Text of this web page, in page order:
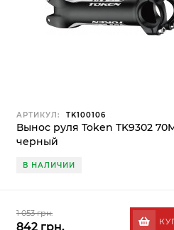
АРТИКУЛ: TK100106
Вынос руля Token TK9302
черный
В НАЛИЧИИ
1 053 грн.
842 грн.